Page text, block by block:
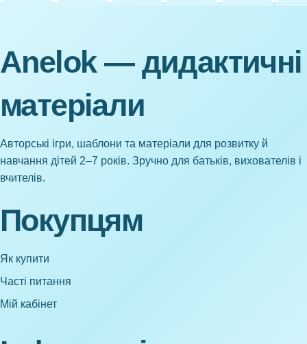
Anelok — дидактичні
матеріали
Авторські ігри, шаблони та матеріали для розвитку й
навчання дітей 2–7 років. Зручно для батьків, вихователів і
вчителів.
Покупцям
Як купити
Часті питання
Мій кабінет